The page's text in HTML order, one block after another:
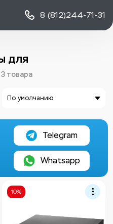
8 (812)244-71-31
для
3 товара
По умолчанию
Telegram
Whatsapp
10%